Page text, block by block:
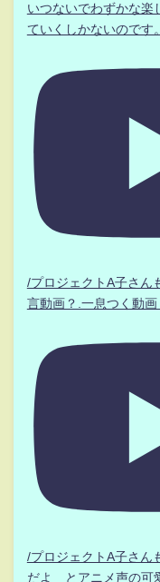
いつないでわずかな楽
ていくしかないのです
/プロジェクトA子さ
言動画？.一息つく動画
/プロジェクトA子さ
だよ とアニメ声の可